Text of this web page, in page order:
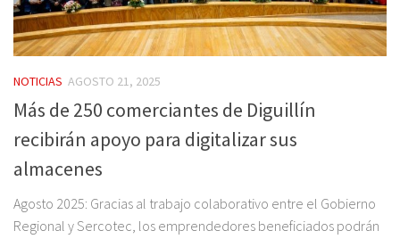
NOTICIAS AGOSTO 21, 2025
Más de 250 comerciantes de Diguillín
recibirán apoyo para digitalizar sus
almacenes
Agosto 2025: Gracias al trabajo colaborativo entre el Gobierno
Regional y Sercotec, los emprendedores beneficiados podrán